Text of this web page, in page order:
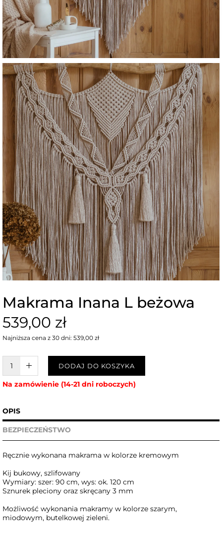
Makrama Inana L beżowa
539,00 zł
Najniższa cena z 30 dni: 539,00 zł
W KOSZYKU :)DODAJ DO KOSZYKA
Na zamówienie (14-21 dni roboczych)
OPIS
BEZPIECZEŃSTWO
Ręcznie wykonana makrama w kolorze kremowym
Kij bukowy, szlifowany
Wymiary: szer: 90 cm, wys: ok. 120 cm
Sznurek pleciony oraz skręcany 3 mm
Możliwość wykonania makramy w kolorze szarym,
miodowym, butelkowej zieleni.